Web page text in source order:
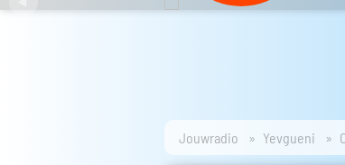
Jouwradio Yevgueni